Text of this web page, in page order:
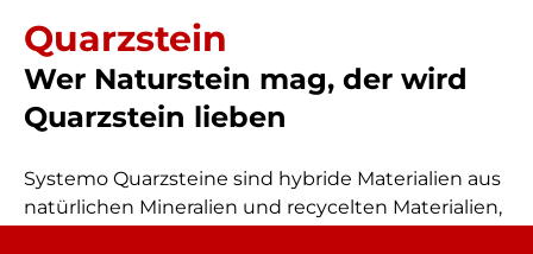
Quarzstein
Wer Naturstein mag, der wird
Quarzstein lieben
Systemo Quarzsteine sind hybride Materialien aus
natürlichen Mineralien und recycelten Materialien,